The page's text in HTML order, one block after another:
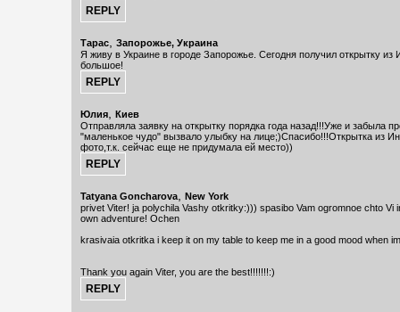
Тарас, Запорожье, Украина
Я живу в Украине в городе Запорожье. Сегодня получил открытку из
большое!
Юлия, Киев
Отправляла заявку на открытку порядка года назад!!!Уже и забыла
"маленькое чудо" вызвало улыбку на лице;)Спасибо!!!Открытка из
фото,т.к. сейчас еще не придумала ей место))
Tatyana Goncharova, New York
privet Viter! ja polychila Vashy otkritky:))) spasibo Vam ogromnoe chto Vi
own adventure! Ochen
krasivaia otkritka i keep it on my table to keep me in a good mood when
Thank you again Viter, you are the best!!!!!!!:)